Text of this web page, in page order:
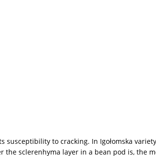
to cracking. In Igołomska
sclerenhyma layer in a bean pod is, the